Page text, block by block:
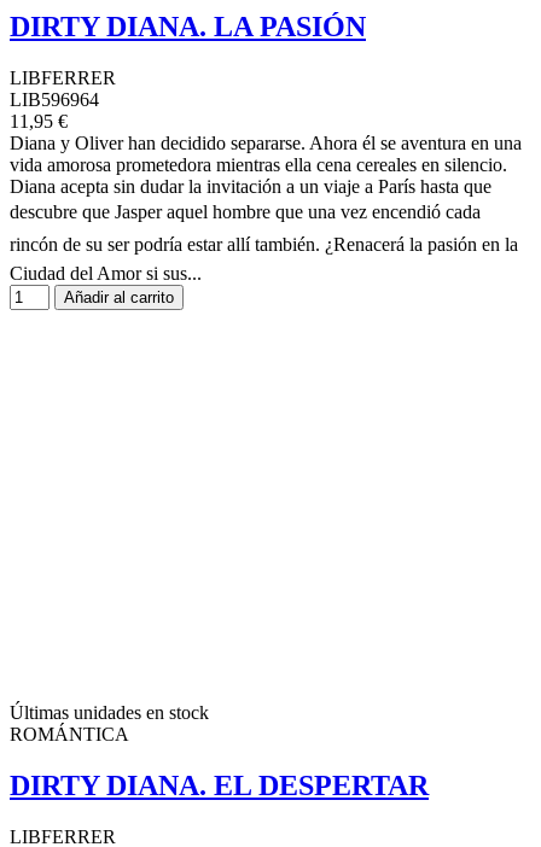
DIRTY DIANA. LA PASIÓN
LIBFERRER
LIB596964
11,95 €
Diana y Oliver han decidido separarse. Ahora él se aventura en una
vida amorosa prometedora mientras ella cena cereales en silencio.
Diana acepta sin dudar la invitación a un viaje a París hasta que
descubre que Jasper aquel hombre que una vez encendió cada
rincón de su ser podría estar allí también. ¿Renacerá la pasión en la
Ciudad del Amor si sus...
Añadir al carrito
Últimas unidades en stock
ROMÁNTICA
DIRTY DIANA. EL DESPERTAR
LIBFERRER